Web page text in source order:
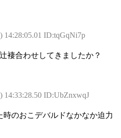
14:28:05.01 ID:tqGqNi7p
褄合わせしてきましたか？
14:33:28.50 ID:UbZnxwqJ
のおこデバルドなかなか迫力